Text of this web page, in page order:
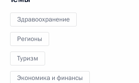
Здравоохранение
Регионы
Туризм
Экономика и финансы